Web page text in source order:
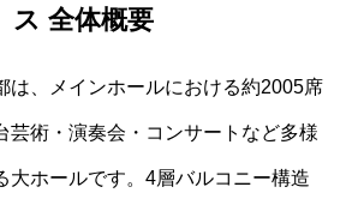
ス 全体概要
は、メインホールにおける約2005席
芸術・演奏会・コンサートなど多様
大ホールです。4層バルコニー構造